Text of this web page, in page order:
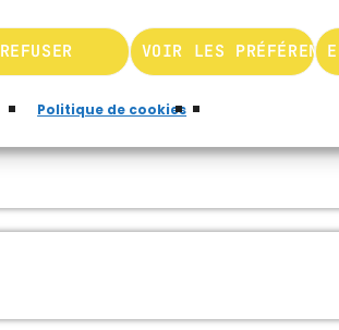
REFUSER VOIR LES
Politique de cookies